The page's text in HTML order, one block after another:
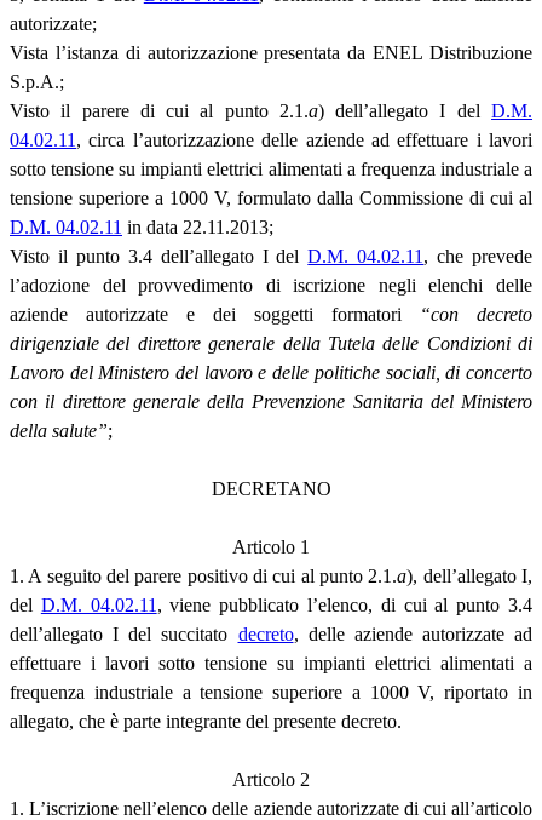
autorizzate;
Vista l’istanza di autorizzazione presentata da ENEL Distribuzione
S.p.A.;
Visto il parere di cui al punto 2.1.a) dell’allegato I delD.M.
04.02.11 , circa l’autorizzazione delle aziende ad effettuare i lavori
sotto tensione su impianti elettrici alimentati a frequenza industriale a
tensione superiore a 1000 V, formulato dalla Commissione di cui al
D.M. 04.02.11 in data 22.11.2013;
Visto il punto 3.4 dell’allegato I delD.M. 04.02.11 , che prevede
l’adozione del provvedimento di iscrizione negli elenchi delle
aziende autorizzate e dei soggetti formatori
“con decreto
dirigenziale del direttore generale della Tutela delle Condizioni di
Lavoro del Ministero del lavoro e delle politiche sociali, di concerto
con il direttore generale della Prevenzione Sanitaria del Ministero
della salute”;
DECRETANO
Articolo 1
1. A seguito del parere positivo di cui al punto 2.1.a), dell’allegato I,
del D.M. 04.02.11 , viene pubblicato l’elenco, di cui al punto 3.4
dell’allegato I del succitato decreto, delle aziende autorizzate ad
effettuare i lavori sotto tensione su impianti elettrici alimentati a
frequenza industriale a tensione superiore a 1000 V, riportato in
allegato, che è parte integrante del presente decreto.
Articolo 2
1. L’iscrizione nell’elenco delle aziende autorizzate di cui all’articolo